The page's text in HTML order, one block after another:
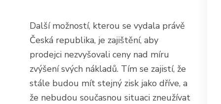
Další možností, kterou se vydala právě
Česká republika, je zajištění, aby
prodejci nezvyšovali ceny nad míru
zvýšení svých nákladů. Tím se zajistí, že
stále budou mít stejný zisk jako dříve, a
že nebudou současnou situaci zneužívat